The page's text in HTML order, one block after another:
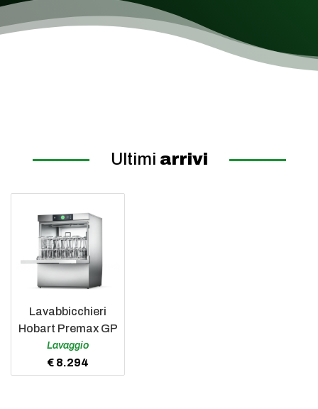
Ultimi arrivi
Lavabbicchieri
Hobart Premax GP
Lavaggio
€ 8.294